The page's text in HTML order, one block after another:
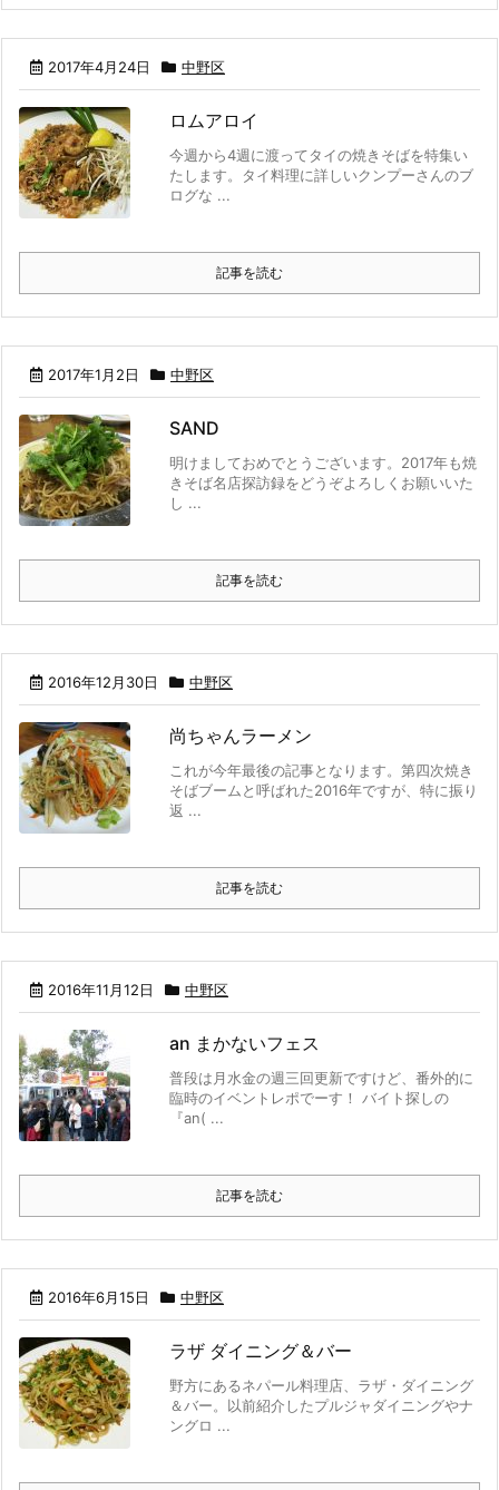
2017年4月24日 中野区
ロムアロイ
今週から4週に渡ってタイの焼きそばを特集い
たします。タイ料理に詳しいクンプーさんのブ
ログな ...
記事を読む
2017年1月2日 中野区
SAND
明けましておめでとうございます。2017年も焼
きそば名店探訪録をどうぞよろしくお願いいた
し ...
記事を読む
2016年12月30日 中野区
尚ちゃんラーメン
これが今年最後の記事となります。第四次焼き
そばブームと呼ばれた2016年ですが、特に振り
返 ...
記事を読む
2016年11月12日 中野区
an まかないフェス
普段は月水金の週三回更新ですけど、番外的に
臨時のイベントレポでーす！ バイト探しの
『an( ...
記事を読む
2016年6月15日 中野区
ラザ ダイニング＆バー
野方にあるネパール料理店、ラザ・ダイニング
＆バー。以前紹介したプルジャダイニングやナ
ングロ ...